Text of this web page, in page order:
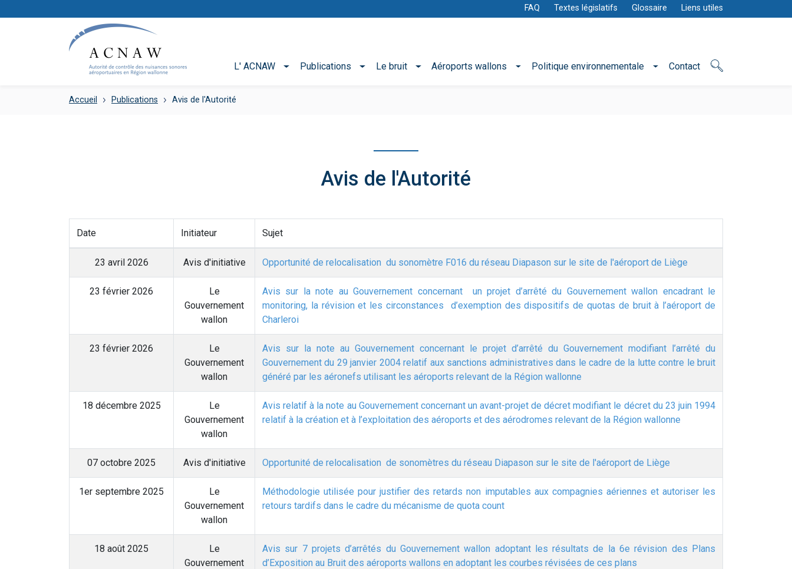
FAQ Textes législatifs Glossaire Liens utiles
L' ACNAW Publications Le bruit Aéroports wallons Politique environnementale Contact
Accueil Publications Avis de l'Autorité
Avis de l'Autorité
Date Initiateur Sujet
23 avril 2026 Avis d'initiative Opportunité de relocalisation du sonomètre F016 du réseau Diapason sur le site de l'aéroport de Liège
23 février 2026
Le
Gouvernement
wallon
Avis sur la note au Gouvernement concernant un projet d’arrêté du Gouvernement wallon encadrant le
monitoring, la révision et les circonstances d’exemption des dispositifs de quotas de bruit à l’aéroport de
Charleroi
23 février 2026
Le
Gouvernement
wallon
Avis sur la note au Gouvernement concernant le projet d’arrêté du Gouvernement modifiant l’arrêté du
Gouvernement du 29 janvier 2004 relatif aux sanctions administratives dans le cadre de la lutte contre le bruit
généré par les aéronefs utilisant les aéroports relevant de la Région wallonne
18 décembre 2025
Le
Gouvernement
wallon
Avis relatif à la note au Gouvernement concernant un avant-projet de décret modifiant le décret du 23 juin 1994
relatif à la création et à l’exploitation des aéroports et des aérodromes relevant de la Région wallonne
07 octobre 2025 Avis d'initiative Opportunité de relocalisation de sonomètres du réseau Diapason sur le site de l'aéroport de Liège
1er septembre 2025
Le
Gouvernement
wallon
Méthodologie utilisée pour justifier des retards non imputables aux compagnies aériennes et autoriser les
retours tardifs dans le cadre du mécanisme de quota count
18 août 2025
Le
Gouvernement
Avis sur 7 projets d’arrêtés du Gouvernement wallon adoptant les résultats de la 6e révision des Plans
d’Exposition au Bruit des aéroports wallons en adoptant les courbes révisées de ces plans